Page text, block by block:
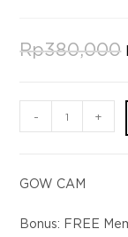
Rp380,000
- +
GOW CAM
Bonus: FREE